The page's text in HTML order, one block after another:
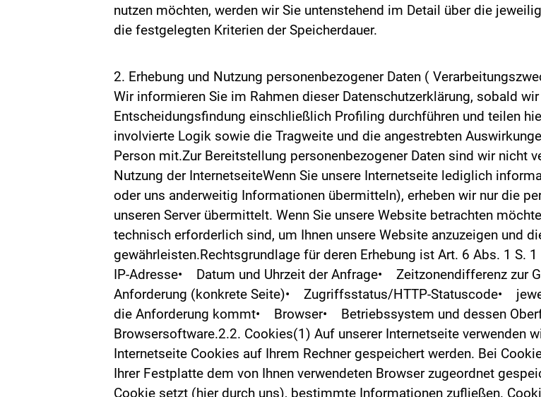
nutzen möchten, werden wir Sie untenstehend im Detail über die
die festgelegten Kriterien der Speicherdauer.
2. Erhebung und Nutzung personenbezogener Daten (
Wir informieren Sie im Rahmen dieser Datenschutzerklärung, sobald
Entscheidungsfindung einschließlich Profiling durchführen und teilen
involvierte Logik sowie die Tragweite und die angestrebten
Person mit.Zur Bereitstellung personenbezogener Daten sind wir nicht
Nutzung der InternetseiteWenn Sie unsere Internetseite lediglich
oder uns anderweitig Informationen übermitteln), erheben wir nur die
unseren Server übermittelt. Wenn Sie unsere Website betrachten
technisch erforderlich sind, um Ihnen unsere Website anzuzeigen und
gewährleisten.Rechtsgrundlage für deren Erhebung ist Art. 6 Abs. 1 S.
IP-Adresse• Datum und Uhrzeit der Anfrage• Zeitzonendifferenz zur
Anforderung (konkrete Seite)• Zugriffsstatus/HTTP-Statuscode•
die Anforderung kommt• Browser• Betriebssystem und dessen
Browsersoftware.2.2. Cookies(1) Auf unserer Internetseite verwenden
Internetseite Cookies auf Ihrem Rechner gespeichert werden. Bei
Ihrer Festplatte dem von Ihnen verwendeten Browser zugeordnet
Cookie setzt (hier durch uns), bestimmte Informationen zufließen.